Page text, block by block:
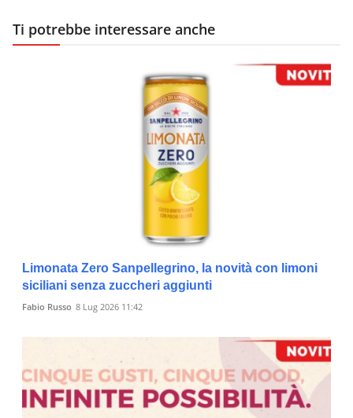
Ti potrebbe interessare anche
Limonata Zero Sanpellegrino, la novità con limoni
siciliani senza zuccheri aggiunti
Fabio Russo 8 Lug 2026 11:42